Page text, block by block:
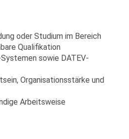
oder Studium im Bereich
Qualifikation
sowie DATEV-
Organisationsstärke und
Arbeitsweise